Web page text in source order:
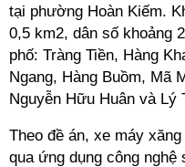
tại phường Hoàn Kiếm.
0,5 km2, dân số khoảng
phố: Tràng Tiền, Hàng
Ngang, Hàng Buồm, Mã
Nguyễn Hữu Huân và Lý
Theo đề án, xe máy
qua ứng dụng công nghệ